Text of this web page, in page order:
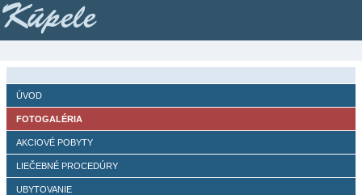
Kúpele
ÚVOD
FOTOGALÉRIA
AKCIOVÉ POBYTY
LIEČEBNÉ PROCEDÚRY
UBYTOVANIE